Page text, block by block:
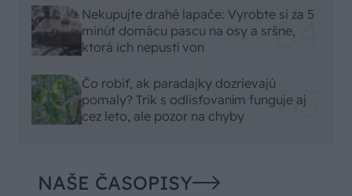
Nekupujte drahé lapače: Vyrobte si za 5
minút domácu pascu na osy a sršne,
ktorá ich nepustí von
Čo robiť, ak paradajky dozrievajú
pomaly? Trik s odlisťovaním funguje aj
cez leto, ale pozor na chyby
NAŠE ČASOPISY